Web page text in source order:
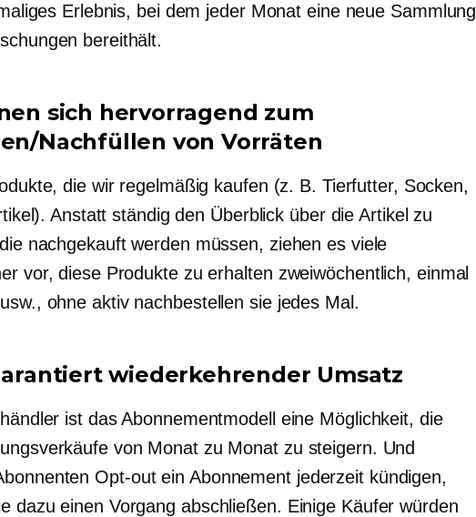
Erlebnis, bei dem jeder Monat eine neue Sammlung
bereithält.
sich hervorragend zum
Nachfüllen von Vorräten
die wir regelmäßig kaufen (z. B. Tierfutter, Socken,
Anstatt ständig den Überblick über die Artikel zu
nachgekauft werden müssen, ziehen es viele
vor, diese Produkte zu erhalten zweiwöchentlich, einmal
ohne aktiv nachbestellen sie jedes Mal.
wiederkehrender Umsatz
ist das Abonnementmodell eine Möglichkeit, die
von Monat zu Monat zu steigern. Und
Opt-outein Abonnement jederzeit kündigen,
dazu einen Vorgang abschließen. Einige Käufer würden